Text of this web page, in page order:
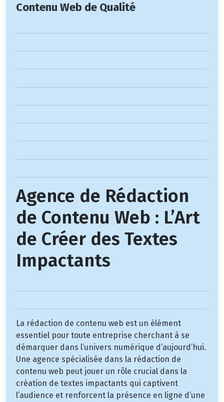
Contenu Web de Qualité
Agence de Rédaction
de Contenu Web : L’Art
de Créer des Textes
Impactants
La rédaction de contenu web est un élément
essentiel pour toute entreprise cherchant à se
démarquer dans l’univers numérique d’aujourd’hui.
Une agence spécialisée dans la rédaction de
contenu web peut jouer un rôle crucial dans la
création de textes impactants qui captivent
l’audience et renforcent la présence en ligne d’une